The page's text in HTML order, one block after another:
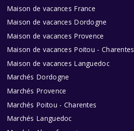
Maison de vacances France
Maison de vacances Dordogne
Maison de vacances Provence
Maison de vacances Poitou - Charentes
Maison de vacances Languedoc
Marchés Dordogne
Marchés Provence
Marchés Poitou - Charentes
Marchés Languedoc